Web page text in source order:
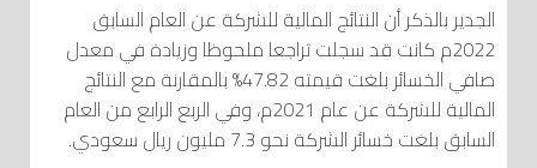
الجدير بالذكر أن النتائج المالية للشركة عن العام السابق
2022م كانت قد سجلت تراجعا ملحوظا وزيادة في معدل
صافي الخسائر بلغت قيمته 47.82% بالمقارنة مع النتائج
المالية للشركة عن عام 2021م، وفي الربع الرابع من العام
السابق بلغت خسائر الشركة نحو 7.3 مليون ريال سعودي.